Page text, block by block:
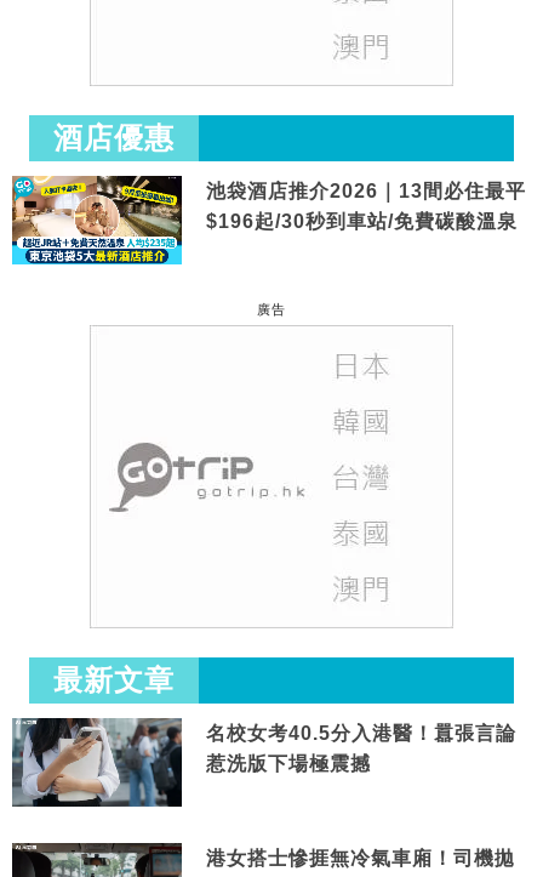
酒店優惠
池袋酒店推介2026｜13間必住最平
$196起/30秒到車站/免費碳酸溫泉
廣告
最新文章
名校女考40.5分入港醫！囂張言論
惹洗版下場極震撼
港女搭士慘捱無冷氣車廂！司機拋